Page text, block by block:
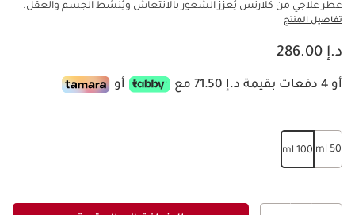
عطر علاجي من كلارنس يُعزز الشعور بالانتعاش ويُنشط الجسم والعقل.
تفاصيل المنتج
السعر الحالي هو د.إ 286.00
د.إ 286.00
أو 4 دفعات بقيمة د.إ 71.50 مع أو
50 ml
100 ml